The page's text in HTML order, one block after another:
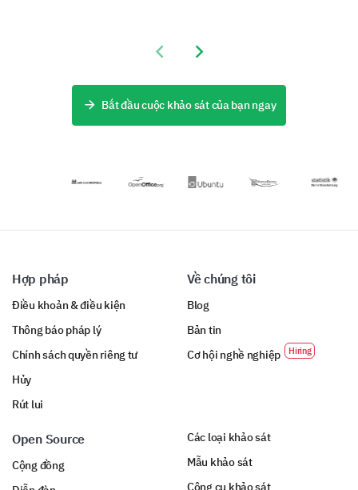
buộc về việc sử dụng rượu có trách nhiệm
rượu của người
lớn.
Previous slide
Next slide
Bắt đầu cuộc khảo sát của bạn ngay
Hợp pháp
Điều khoản & điều kiện
Thông báo pháp lý
Chính sách quyền riêng tư
Hủy
Rút lui
Về chúng tôi
Blog
Bản tin
Cơ hội nghề nghiệp
Open Source
Cộng đồng
Các loại khảo sát
Mẫu khảo sát
Công cụ khảo sát